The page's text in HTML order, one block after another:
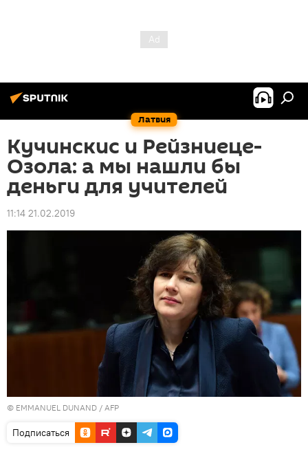
Латвия
Кучинскис и Рейзниеце-
Озола: а мы нашли бы
деньги для учителей
11:14 21.02.2019
© EMMANUEL DUNAND / AFP
Подписаться